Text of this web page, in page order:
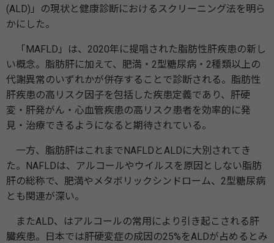
(ALD)」の現状と健康診断におけるスクリーニング法を明ら
かにした。
「MAFLD」は、2020年に提唱された脂肪性肝疾患の新し
い概念。脂肪肝に加えて、肥満・2型糖尿病・2種類以上の
代謝異常のいずれかが併存することで診断される。脂肪性
肝疾患の高リスク因子を包括した疾患定義であり、肝硬
変・肝発がん・心血管疾患の高リスク患者を効率的に発
見・治療できるようになると期待されている。
一方、脂肪肝はこれまでNAFLDとALDに大別されてき
た。NAFLDは、アルコールやウイルスを原因としない脂肪
肝の総称で、肥満やメタボリックシンドローム、2型糖尿病
とも関連が深い。
またALD、はアルコールの常用により引き起こされる肝
臓疾患。日本では肝硬変症の成因の25%をALDが占めるとみ